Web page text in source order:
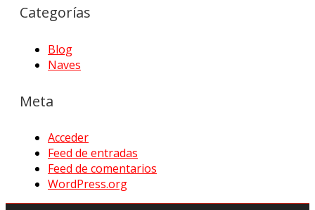
Categorías
Blog
Naves
Meta
Acceder
Feed de entradas
Feed de comentarios
WordPress.org